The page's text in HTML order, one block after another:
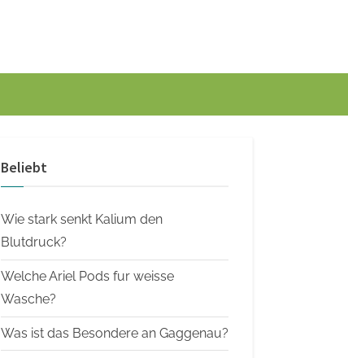
Beliebt
Wie stark senkt Kalium den
Blutdruck?
Welche Ariel Pods fur weisse
Wasche?
Was ist das Besondere an Gaggenau?